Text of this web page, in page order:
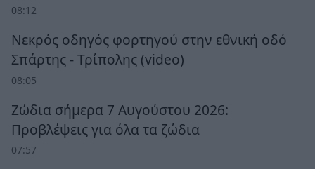
08:12
Νεκρός οδηγός φορτηγού στην εθνική οδό
Σπάρτης - Τρίπολης (video)
08:05
Ζώδια σήμερα 7 Αυγούστου 2026:
Προβλέψεις για όλα τα ζώδια
07:57